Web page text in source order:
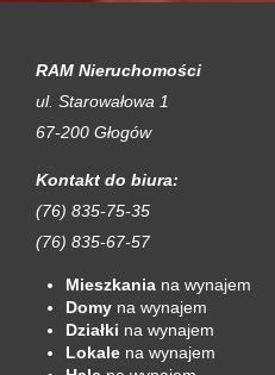
RAM Nieruchomości
ul. Starowałowa 1
67-200 Głogów
Kontakt do biura:
(76) 835-75-35
(76) 835-67-57
Mieszkania na wynajem
Domy na wynajem
Działki na wynajem
Lokale na wynajem